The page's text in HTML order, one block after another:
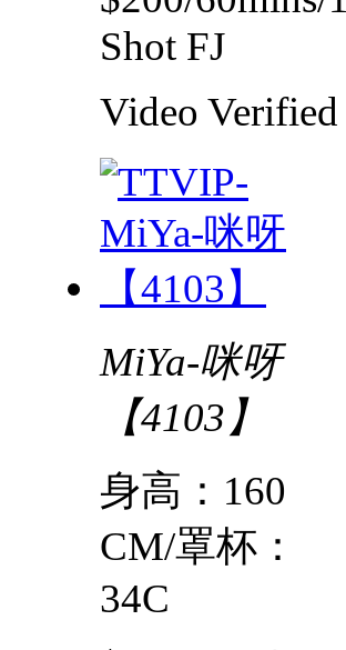
Shot FJ
Video Verified
MiYa-咪呀
【4103】
身高：160
CM/罩杯：
34C